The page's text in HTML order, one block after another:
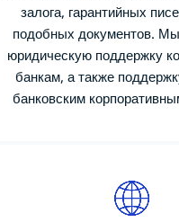
залога, гарантийных
подобных документов.
юридическую поддержку
банкам, а также
банковским